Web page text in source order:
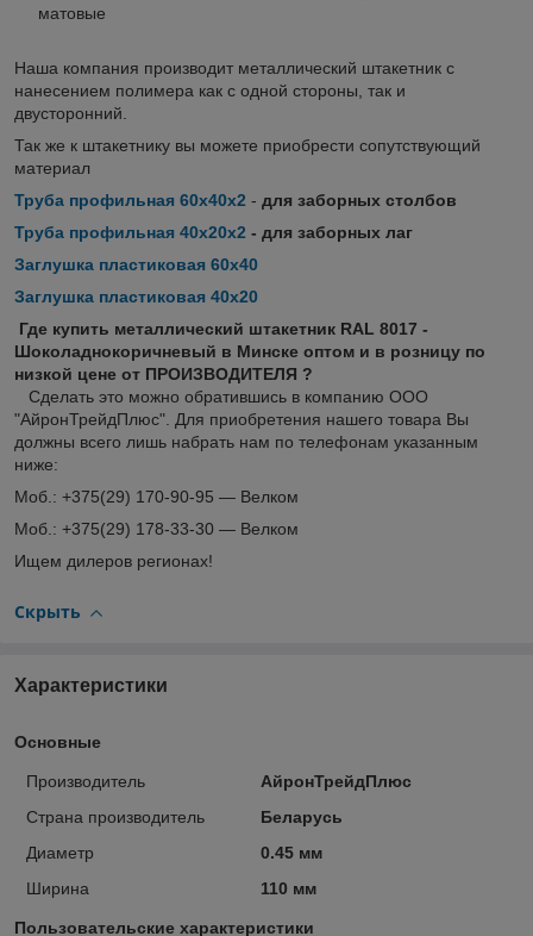
матовые
Наша компания производит металлический штакетник с
нанесением полимера как с одной стороны, так и
двусторонний.
Так же к штакетнику вы можете приобрести сопутствующий
материал
Труба профильная 60х40х2 - для заборных столбов
Труба профильная 40х20х2 - для заборных лаг
Заглушка пластиковая 60х40
Заглушка пластиковая 40х20
Где купить металлический штакетник RAL 8017 -
Шоколаднокоричневый в Минске оптом и в розницу по
низкой цене от ПРОИЗВОДИТЕЛЯ ?
Сделать это можно обратившись в компанию ООО
"АйронТрейдПлюс". Для приобретения нашего товара Вы
должны всего лишь набрать нам по телефонам указанным
ниже:
Моб.: +375(29) 170-90-95 ― Велком
Моб.: +375(29) 178-33-30 ― Велком
Ищем дилеров регионах!
Скрыть
Характеристики
Основные
Производитель
АйронТрейдПлюс
Страна производитель
Беларусь
Диаметр
0.45 мм
Ширина
110 мм
Пользовательские характеристики